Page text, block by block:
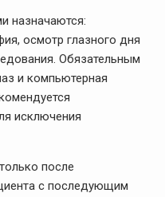
назначаются:
осмотр глазного дня
Обязательным
и компьютерная
исключения
после
с последующим